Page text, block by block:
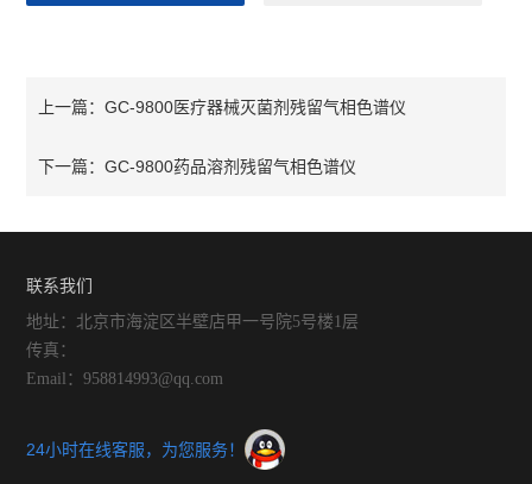
上一篇：GC-9800医疗器械灭菌剂残留气相色谱仪
下一篇：GC-9800药品溶剂残留气相色谱仪
联系我们
地址：北京市海淀区半壁店甲一号院5号楼1层
传真：
Email：958814993@qq.com
24小时在线客服，为您服务！